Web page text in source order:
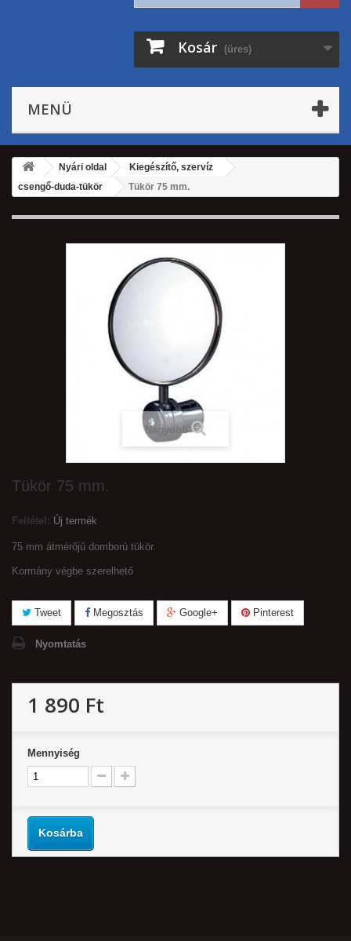
Kosár (üres)
MENÜ
Nyári oldal
Kiegészítő, szervíz
csengő-duda-tükör
Tükör 75 mm.
Nagyobb
Tükör 75 mm.
Feltétel: Új termék
75 mm átmérőjű domború tükör.
Kormány végbe szerelhető
Tweet Megosztás Google+ Pinterest
Nyomtatás
1 890 Ft‎
Mennyiség
Kosárba